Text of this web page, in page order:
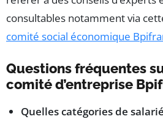
consultables notamment via
comité social économique
Questions fréquentes
comité d’entreprise
Quelles catégories de